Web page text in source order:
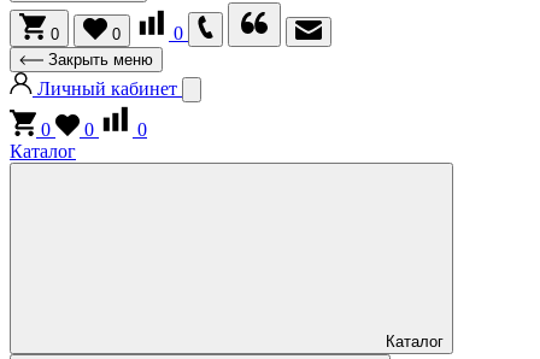
0 0 0
Закрыть меню
Личный кабинет
0
0
0
Каталог
Каталог